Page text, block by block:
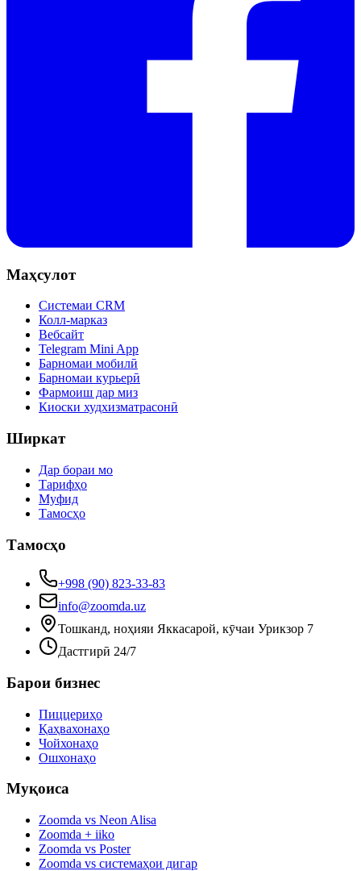
Маҳсулот
Системаи CRM
Колл-марказ
Вебсайт
Telegram Mini App
Барномаи мобилӣ
Барномаи курьерӣ
Фармоиш дар миз
Киоски худхизматрасонӣ
Ширкат
Дар бораи мо
Тарифҳо
Муфид
Тамосҳо
Тамосҳо
+998 (90) 823-33-83
info@zoomda.uz
Тошканд, ноҳияи Яккасарой, кӯчаи Урикзор 7
Дастгирӣ 24/7
Барои бизнес
Пиццериҳо
Қаҳвахонаҳо
Чойхонаҳо
Ошхонаҳо
Муқоиса
Zoomda vs Neon Alisa
Zoomda + iiko
Zoomda vs Poster
Zoomda vs системаҳои дигар